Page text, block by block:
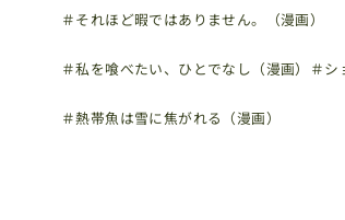
＃それほど暇ではありません。（漫画）
＃私を喰べたい、ひとでなし（漫画） ＃シ
＃熱帯魚は雪に焦がれる（漫画）